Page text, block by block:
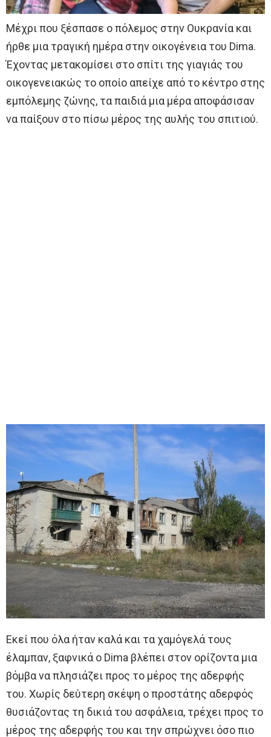
Μέχρι που ξέσπασε ο πόλεμος στην Ουκρανία και
ήρθε μια τραγική ημέρα στην οικογένεια του Dima.
Έχοντας μετακομίσει στο σπίτι της γιαγιάς του
οικογενειακώς το οποίο απείχε από το κέντρο στης
εμπόλεμης ζώνης, τα παιδιά μια μέρα αποφάσισαν
να παίξουν στο πίσω μέρος της αυλής του σπιτιού.
Εκεί που όλα ήταν καλά και τα χαμόγελά τους
έλαμπαν, ξαφνικά ο Dima βλέπει στον ορίζοντα μια
βόμβα να πλησιάζει προς το μέρος της αδερφής
του. Χωρίς δεύτερη σκέψη ο προστάτης αδερφός
θυσιάζοντας τη δικιά του ασφάλεια, τρέχει προς το
μέρος της αδερφής του και την σπρώχνει όσο πιο